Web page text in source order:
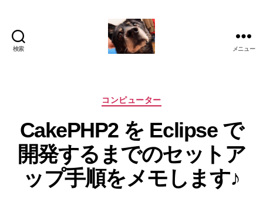
検索 メニュー
カ
ゴ
リ
ー
コンピューター
CakePHP2 を Eclipse で
開発するまでのセットア
ップ手順をメモします♪